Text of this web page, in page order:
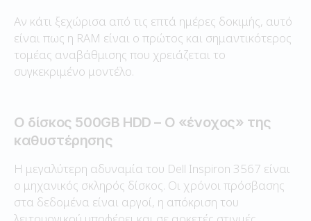
Αν κάτι ξεχώρισα από τις επτά ημέρες δοκιμής, αυτό
είναι πως η RAM είναι ο πρώτος και σημαντικότερος
τομέας αναβάθμισης που χρειάζεται το
συγκεκριμένο μοντέλο.
Ο δίσκος 500GB HDD – Ο «ένοχος» της
καθυστέρησης
Η μεγαλύτερη αδυναμία του Dell Inspiron 3567 είναι
ο μηχανικός σκληρός δίσκος. Οι χρόνοι πρόσβασης
στα δεδομένα είναι αργοί, η απόκριση του